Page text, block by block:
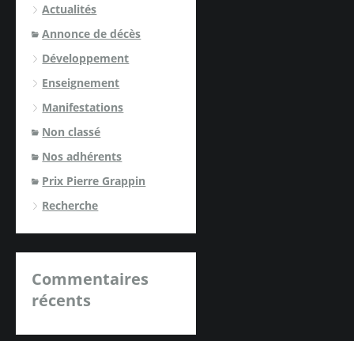
Actualités
Annonce de décès
Développement
Enseignement
Manifestations
Non classé
Nos adhérents
Prix Pierre Grappin
Recherche
Commentaires
récents